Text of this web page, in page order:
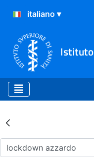
Risultati